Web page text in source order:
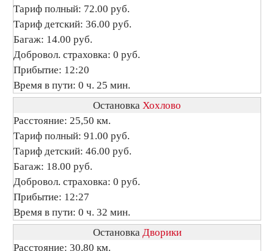
Тариф полный: 72.00 руб.
Тариф детский: 36.00 руб.
Багаж: 14.00 руб.
Добровол. страховка: 0 руб.
Прибытие: 12:20
Время в пути: 0 ч. 25 мин.
Остановка Хохлово
Расстояние: 25,50 км.
Тариф полный: 91.00 руб.
Тариф детский: 46.00 руб.
Багаж: 18.00 руб.
Добровол. страховка: 0 руб.
Прибытие: 12:27
Время в пути: 0 ч. 32 мин.
Остановка Дворики
Расстояние: 30,80 км.